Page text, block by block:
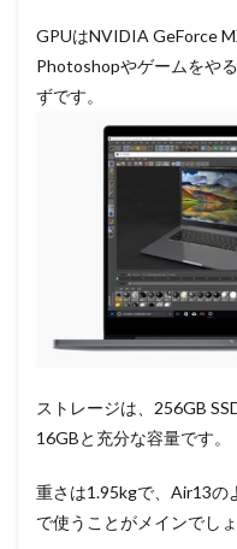
GPUはNVIDIA GeForce
Photoshopやゲームをや
ずです。
ストレージは、256GB
16GBと充分な容量です。
重さは1.95kgで、Air13の
で使うことがメインでしょ